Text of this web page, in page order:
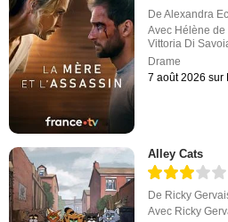
DeAlexandra
Avec Hélène
Vittoria Di
Drame
7 août 2026 sur
Alley Cats
De Ricky
Avec Ricky